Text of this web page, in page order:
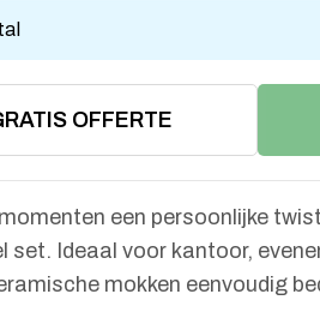
OFFERTE
een persoonlijke
set. Ideaal voor kantoor,
mokken eenvoudig